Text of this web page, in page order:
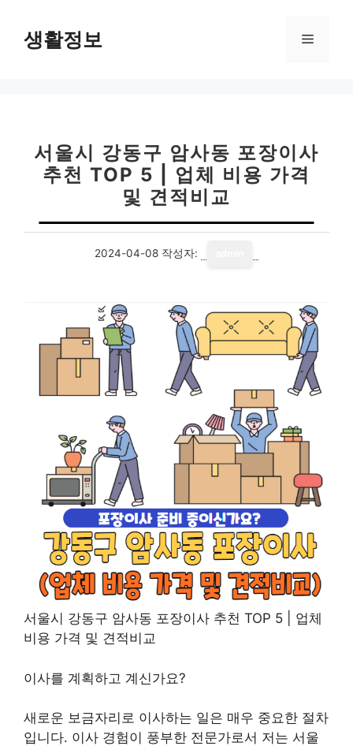
생활정보 메
서울시 강동구 암사동 포장이사
추천 TOP 5 | 업체 비용 가격
및 견적비교
2024-04-08 작성자:
서울시 강동구 암사동 포장이사 추천 TOP 5 | 업체
비용 가격 및 견적비교
이사를 계획하고 계신가요?
새로운 보금자리로 이사하는 일은 매우 중요한 절차
입니다. 이사 경험이 풍부한 전문가로서 저는 서울